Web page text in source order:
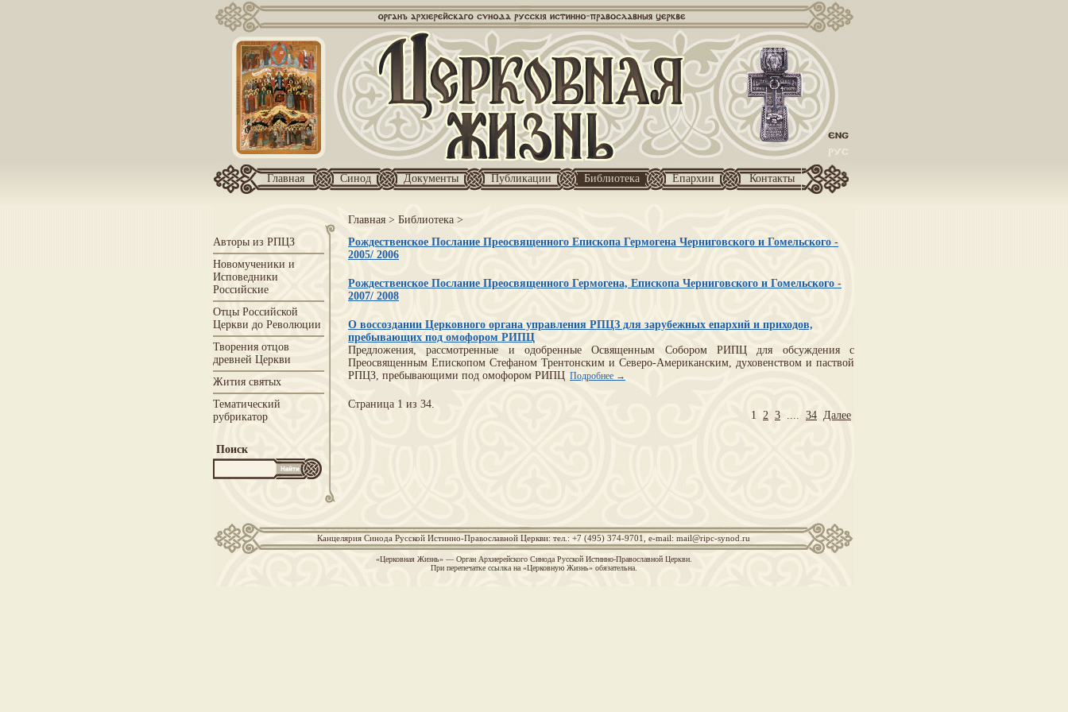
Главная Синод Документы Публикации Библиотека Епархии Контакты
Главная> Библиотека >
Авторы из РПЦЗ
Новомученики и
Исповедники
Российские
Отцы Российской
Церкви до Революции
Творения отцов
древней Церкви
Жития святых
Тематический
рубрикатор
Поиск
Рождественское Послание Преосвященного Епископа Гермогена Черниговского и Гомельского -
2005/ 2006
Рождественское Послание Преосвященного Гермогена, Епископа Черниговского и Гомельского -
2007/ 2008
О воссоздании Церковного органа управления РПЦЗ для зарубежных епархий и приходов,
пребывающих под омофором РИПЦ
Предложения, рассмотренные и одобренные Освященным Собором РИПЦ для обсуждения с
Преосвященным Епископом Стефаном Трентонским и Северо-Американским, духовенством и паствой
РПЦЗ, пребывающими под омофором РИПЦ Подробнее →
Страница 1 из 34.
1 2 3 .... 34 Далее
Канцелярия Синода Русской Истинно-Православной Церкви: тел.: +7 (495) 374-9701, e-mail: mail@ripc-synod.ru
«Церковная Жизнь» — Орган Архиерейского Синода Русской Истинно-Православной Церкви.
При перепечатке ссылка на «Церковную Жизнь» обязательна.